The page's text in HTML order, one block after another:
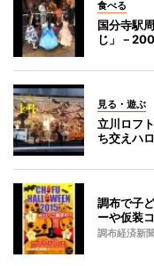
食べる
国分寺駅
じ」－
見る・遊ぶ
立川ロフ
ち交えハ
調布で子
ーや仮装
調布経済新聞